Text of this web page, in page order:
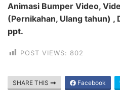
Animasi Bumper Video,
(Pernikahan, Ulang tahun) ,
ppt.
POST VIEWS: 802
SHARE THIS Facebook